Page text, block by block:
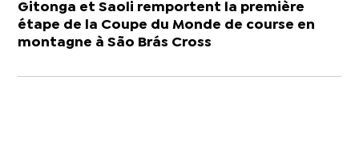
Gitonga et Saoli remportent la première
étape de la Coupe du Monde de course en
montagne à São Brás Cross